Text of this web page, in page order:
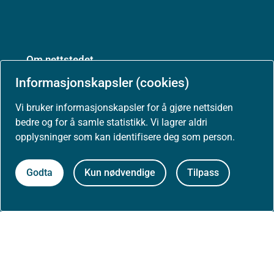
Informasjonskapsler (cookies)
Vi bruker informasjonskapsler for å gjøre nettsiden
bedre og for å samle statistikk. Vi lagrer aldri
opplysninger som kan identifisere deg som person.
Godta Kun nødvendige Tilpass
Om nettstedet
Personvernerklæring
Tilgjengelighetserklæring (uustatus.no)
Nyhetsvarsel og abonnement